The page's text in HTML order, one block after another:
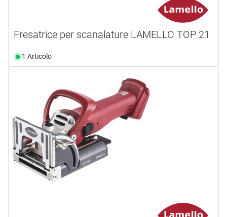
Fresatrice per scanalature LAMELLO TOP 21
1 Articolo